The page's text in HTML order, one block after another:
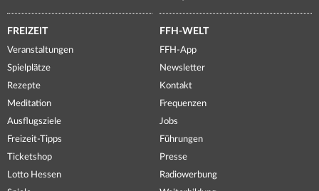
FREIZEIT
Veranstaltungen
Spielplätze
Rezepte
Meditation
Ausflugsziele
Freizeit-Tipps
Ticketshop
Lotto Hessen
FFH-WELT
FFH-App
Newsletter
Kontakt
Frequenzen
Jobs
Führungen
Presse
Radiowerbung